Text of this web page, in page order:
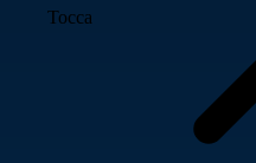
Tocca